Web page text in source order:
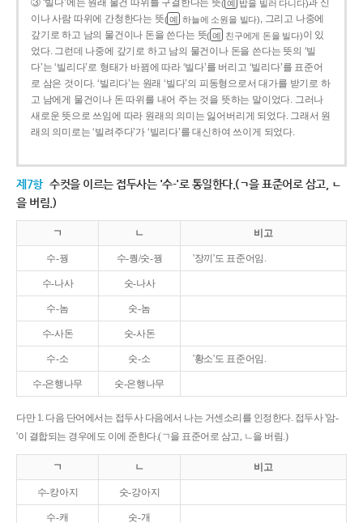
③ ‘빌다’에는 원래 물건 따위를 구걸한다는 뜻( 예 밥을 빌러 다니다)과 신
이나 사람 따위에 간청한다는 뜻( 예 하늘에 소원을 빌다), 그리고 나중에
갚기로 하고 남의 물건이나 돈을 쓴다는 뜻( 예 친구에게 돈을 빌다)이 있
었다. 그런데 나중에 갚기로 하고 남의 물건이나 돈을 쓴다는 뜻의 ‘빌
다’는 ‘빌리다’로 형태가 바뀜에 따라 ‘빌다’를 버리고 ‘빌리다’를 표준어
로 삼은 것이다. ‘빌리다’는 원래 ‘빌다’의 피동형으로서 대가를 받기로 하
고 남에게 물건이나 돈 따위를 내어 주는 것을 뜻하는 말이었다. 그러나
새로운 뜻으로 쓰임에 따라 원래의 의미는 잃어버리게 되었다. 그래서 원
래의 의미로는 ‘빌려주다’가 ‘빌리다’를 대신하여 쓰이게 되었다.
제7항 수컷을 이르는 접두사는 '수-'로 통일한다.(ㄱ을 표준어로 삼고, ㄴ
을 버림.)
ㄱ ㄴ 비고
수-꿩 수-퀑/숫-꿩 '장끼'도 표준어임.
수-나사 숫-나사
수-놈 숫-놈
수-사돈 숫-사돈
수-소 숫-소 '황소'도 표준어임.
수-은행나무 숫-은행나무
다만 1. 다음 단어에서는 접두사 다음에서 나는 거센소리를 인정한다. 접두사 '암-
'이 결합되는 경우에도 이에 준한다.(ㄱ을 표준어로 삼고, ㄴ을 버림.)
ㄱ ㄴ 비고
수-캉아지 숫-강아지
수-캐 숫-개